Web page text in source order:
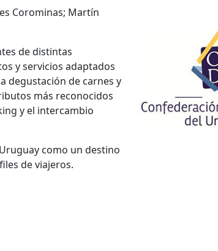
Corominas; Martín
de distintas
y servicios adaptados
degustación de carnes y
más reconocidos
y el intercambio
como un destino
de viajeros.